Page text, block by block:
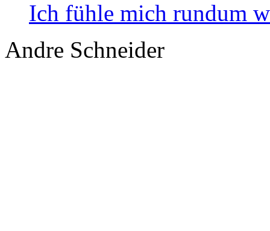
Ich fühle mich rundum
Andre Schneider